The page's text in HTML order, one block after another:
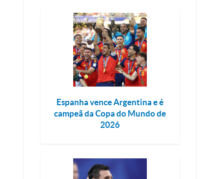
Espanha vence Argentina e é
campeã da Copa do Mundo de
2026